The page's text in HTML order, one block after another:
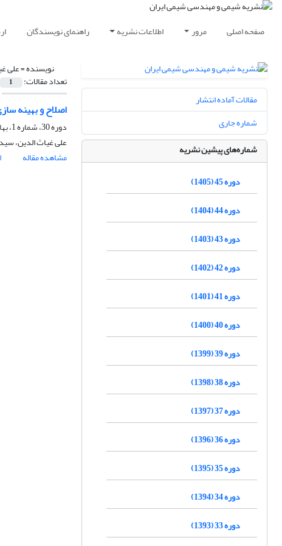
صفحه اصلی مرور اطلاعات نشریه راهنمای نویسندگان
نویسنده =علی
تعداد مقالات: 1
اصلاح و بهینه
دوره 30، شماره 1، بهار 1390، صفحه
علی غیاث الدین،
مشاهده مقاله
مقالات آماده انتشار
شماره جاری
شماره‌های پیشین نشریه
دوره 45 (1405)
دوره 44 (1404)
دوره 43 (1403)
دوره 42 (1402)
دوره 41 (1401)
دوره 40 (1400)
دوره 39 (1399)
دوره 38 (1398)
دوره 37 (1397)
دوره 36 (1396)
دوره 35 (1395)
دوره 34 (1394)
دوره 33 (1393)